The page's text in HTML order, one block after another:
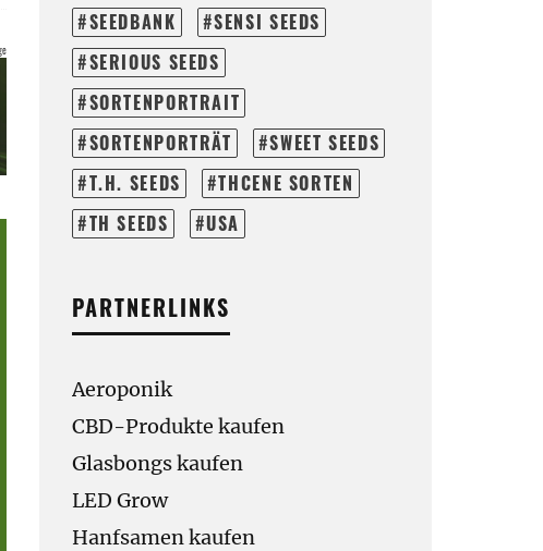
SEEDBANK
SENSI SEEDS
SERIOUS SEEDS
SORTENPORTRAIT
SORTENPORTRÄT
SWEET SEEDS
T.H. SEEDS
THCENE SORTEN
TH SEEDS
USA
PARTNERLINKS
Aeroponik
CBD-Produkte kaufen
Glasbongs kaufen
LED Grow
Hanfsamen kaufen